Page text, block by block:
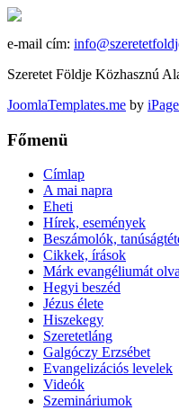
e-mail cím:
Szeretet Földje Közhasznú
JoomlaTemplates.me by
Főmenü
Címlap
A mai napra
Eheti
Hírek, események
Beszámolók,
Cikkek, írások
Márk evangéliumát
Hegyi beszéd
Jézus élete
Hiszekegy
Szeretetláng
Galgóczy Erzsébet
Evangelizációs levelek
Videók
Szemináriumok